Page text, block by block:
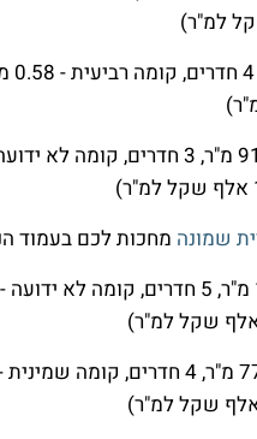
שמונה מחכות לכם בעמוד